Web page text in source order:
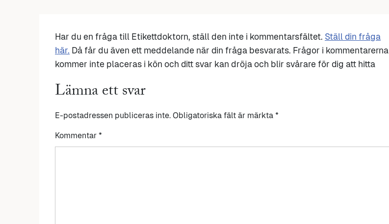
Har du en fråga till Etikettdoktorn, ställ den inte i kommentarsfältet. Ställ din fråga
här. Då får du även ett meddelande när din fråga besvarats. Frågor i kommentarerna
kommer inte placeras i kön och ditt svar kan dröja och blir svårare för dig att hitta
Lämna ett svar
E-postadressen publiceras inte. Obligatoriska fält är märkta *
Kommentar *